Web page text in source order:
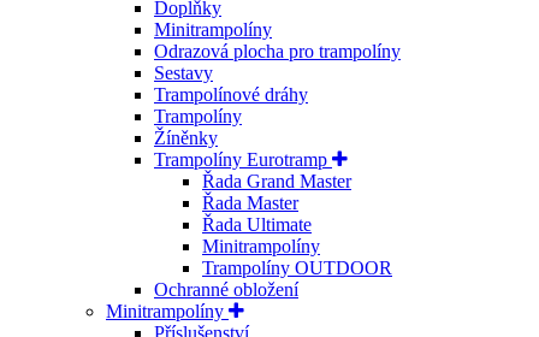
Doplňky
Minitrampolíny
Odrazová plocha pro trampolíny
Sestavy
Trampolínové dráhy
Trampolíny
Žíněnky
Trampolíny Eurotramp
Řada Grand Master
Řada Master
Řada Ultimate
Minitrampolíny
Trampolíny OUTDOOR
Ochranné obložení
Minitrampolíny
Příslušenství